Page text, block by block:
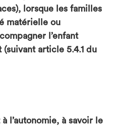
lorsque les familles
matérielle ou
l’enfant
(suivant article 5.4.1 du
l’autonomie, à savoir le